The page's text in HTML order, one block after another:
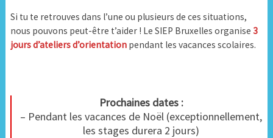
Si tu te retrouves dans l’une ou plusieurs de ces situations,
nous pouvons peut-être t’aider ! Le SIEP Bruxelles organise 3
jours d’ateliers d’orientation pendant les vacances scolaires.
Prochaines dates :
– Pendant les vacances de Noël (exceptionnellement,
les stages durera 2 jours)